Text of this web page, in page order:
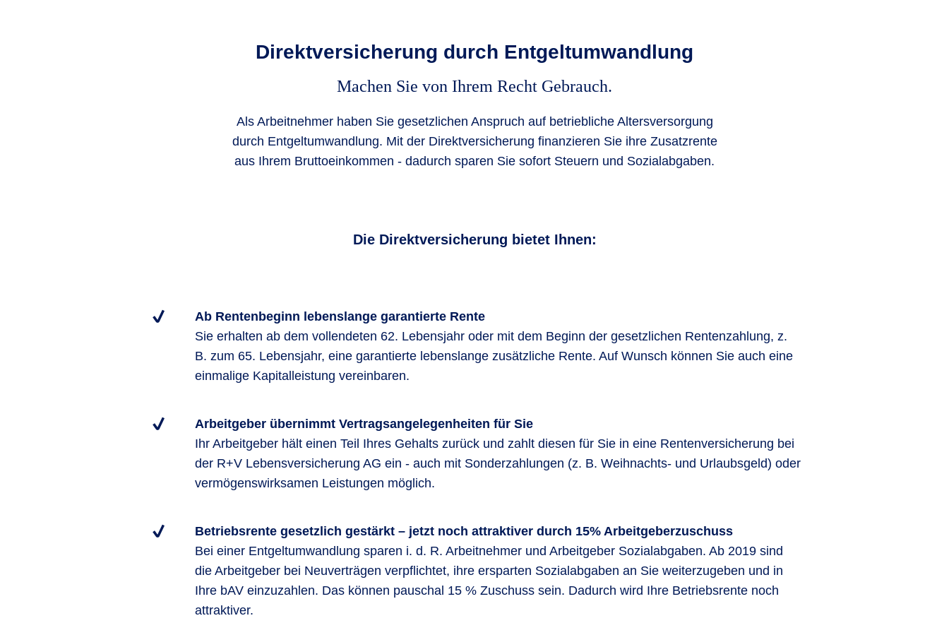
Direktversicherung durch Entgelt­umwandlung
Machen Sie von Ihrem Recht Gebrauch.
Als Arbeitnehmer haben Sie gesetzlichen Anspruch auf betriebliche Altersversorgung
durch Entgeltumwandlung. Mit der Direktversicherung finanzieren Sie ihre Zusatzrente
aus Ihrem Bruttoeinkommen - dadurch sparen Sie sofort Steuern und Sozialabgaben.
Die Direktversicherung bietet Ihnen:
Ab Rentenbeginn lebenslange garantierte Rente
Sie erhalten ab dem vollendeten 62. Lebensjahr oder mit dem Beginn der gesetzlichen Rentenzahlung, z.
B. zum 65. Lebensjahr, eine garantierte lebenslange zusätzliche Rente. Auf Wunsch können Sie auch eine
einmalige Kapitalleistung vereinbaren.
Arbeitgeber übernimmt Vertragsangelegenheiten für Sie
Ihr Arbeitgeber hält einen Teil Ihres Gehalts zurück und zahlt diesen für Sie in eine Rentenversicherung bei
der R+V Lebensversicherung AG ein - auch mit Sonderzahlungen (z. B. Weihnachts- und Urlaubsgeld) oder
vermögenswirksamen Leistungen möglich.
Betriebsrente gesetzlich gestärkt – jetzt noch attraktiver durch 15% Arbeitgeberzuschuss
Bei einer Entgeltumwandlung sparen i. d. R. Arbeitnehmer und Arbeitgeber Sozialabgaben. Ab 2019 sind
die Arbeitgeber bei Neuverträgen verpflichtet, ihre ersparten Sozialabgaben an Sie weiterzugeben und in
Ihre bAV einzuzahlen. Das können pauschal 15 % Zuschuss sein. Dadurch wird Ihre Betriebsrente noch
attraktiver.